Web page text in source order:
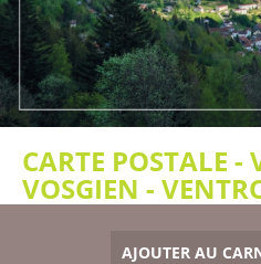
CARTE POSTALE -
VOSGIEN -
AJOUTER AU